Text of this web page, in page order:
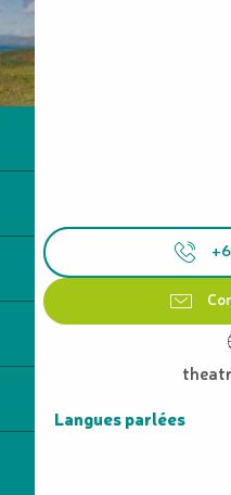
Langues parlées
Langues parlées